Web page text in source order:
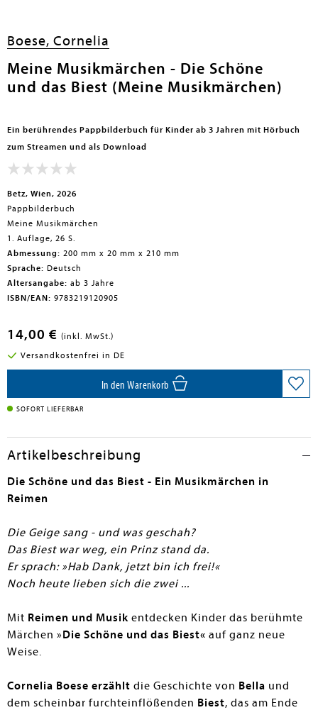
submenu
submenu
Boese, Cornelia
Meine Musikmärchen - Die Schöne
und das Biest (Meine Musikmärchen)
Ein berührendes Pappbilderbuch für Kinder ab 3 Jahren mit Hörbuch
zum Streamen und als Download
Betz, Wien, 2026
Pappbilderbuch
Meine Musikmärchen
1. Auflage, 26 S.
Abmessung: 200 mm x 20 mm x 210 mm
Sprache: Deutsch
Altersangabe: ab 3 Jahre
ISBN/EAN: 9783219120905
14,00 € (inkl. MwSt.)
Versandkostenfrei in DE
In den Warenkorb
SOFORT LIEFERBAR
Artikelbeschreibung
Die Schöne und das Biest - Ein Musikmärchen in
Reimen
Die Geige sang - und was geschah?
Das Biest war weg, ein Prinz stand da.
Er sprach: »Hab Dank, jetzt bin ich frei!«
Noch heute lieben sich die zwei ...
Mit Reimen und Musik entdecken Kinder das berühmte
Märchen »Die Schöne und das Biest« auf ganz neue
Weise.
Cornelia Boese erzählt die Geschichte von Bella und
dem scheinbar furchteinflößenden Biest, das am Ende